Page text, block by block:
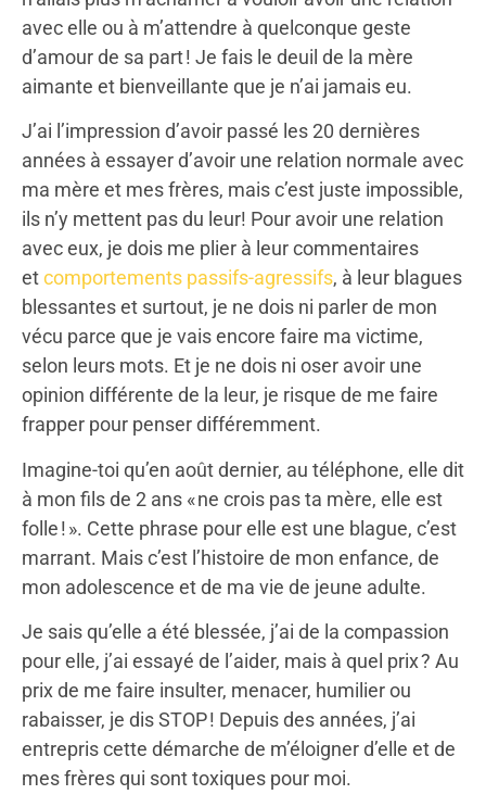
avec elle ou à m’attendre à quelconque geste
d’amour de sa part ! Je fais le deuil de la mère
aimante et bienveillante que je n’ai jamais eu.
J’ai l’impression d’avoir passé les 20 dernières
années à essayer d’avoir une relation normale avec
ma mère et mes frères, mais c’est juste impossible,
ils n’y mettent pas du leur! Pour avoir une relation
avec eux, je dois me plier à leur commentaires
etcomportements passifs-agressifs, à leur blagues
blessantes et surtout, je ne dois ni parler de mon
vécu parce que je vais encore faire ma victime,
selon leurs mots. Et je ne dois ni oser avoir une
opinion différente de la leur, je risque de me faire
frapper pour penser différemment.
Imagine-toi qu’en août dernier, au téléphone, elle dit
à mon fils de 2 ans « ne crois pas ta mère, elle est
folle ! ». Cette phrase pour elle est une blague, c’est
marrant. Mais c’est l’histoire de mon enfance, de
mon adolescence et de ma vie de jeune adulte.
Je sais qu’elle a été blessée, j’ai de la compassion
pour elle, j’ai essayé de l’aider, mais à quel prix ? Au
prix de me faire insulter, menacer, humilier ou
rabaisser, je dis STOP ! Depuis des années, j’ai
entrepris cette démarche de m’éloigner d’elle et de
mes frères qui sont toxiques pour moi.